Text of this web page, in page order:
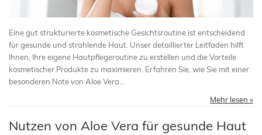
Eine gut strukturierte kosmetische Gesichtsroutine ist entscheidend
für gesunde und strahlende Haut. Unser detaillierter Leitfaden hilft
Ihnen, Ihre eigene Hautpflegeroutine zu erstellen und die Vorteile
kosmetischer Produkte zu maximieren. Erfahren Sie, wie Sie mit einer
besonderen Note von Aloe Vera...
Mehr lesen »
Nutzen von Aloe Vera für gesunde Haut